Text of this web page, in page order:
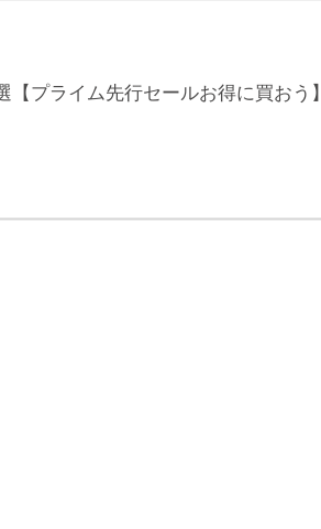
プライム先行セールお得に買おう】